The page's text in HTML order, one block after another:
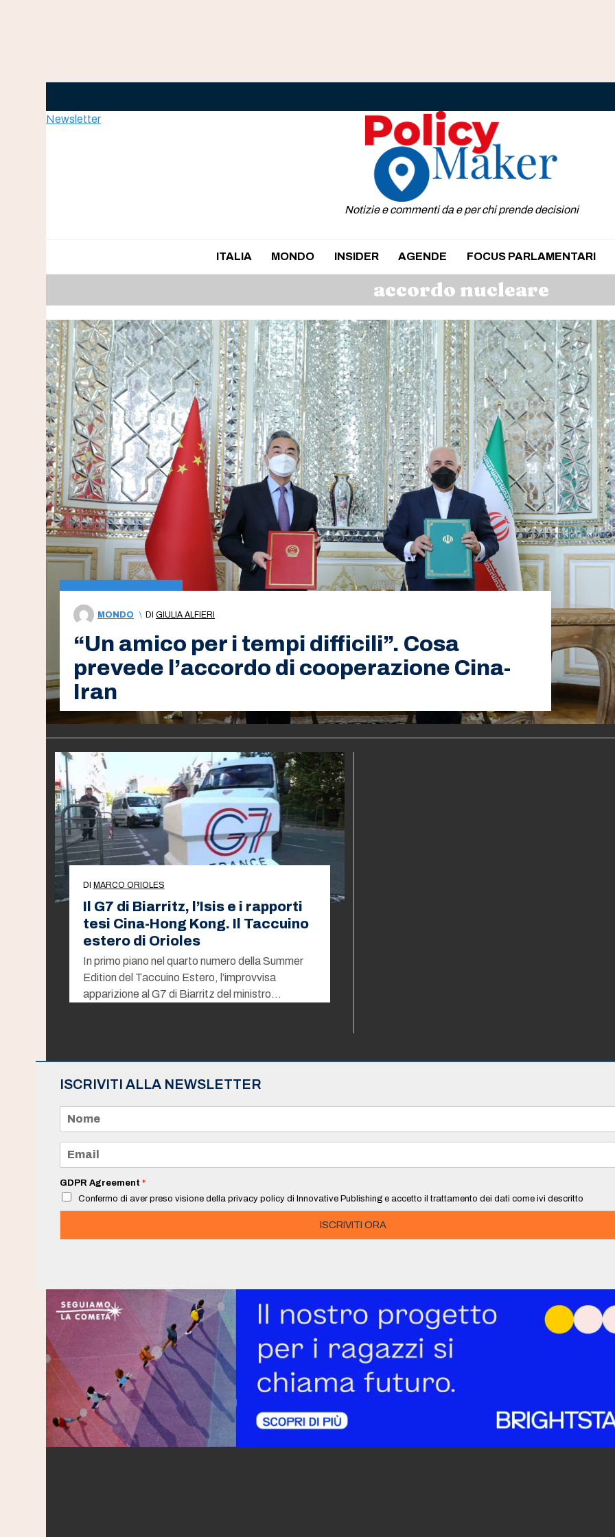
Newsletter
Notizie e commenti da e per chi prende decisioni
ITALIA MONDO INSIDER AGENDE FOCUS PARLAMENTARI
accordo nucleare
MONDO \ DI GIULIA ALFIERI
“Un amico per i tempi difficili”. Cosa
prevede l’accordo di cooperazione Cina-
Iran
DI MARCO ORIOLES
Il G7 di Biarritz, l’Isis e i rapporti
tesi Cina-Hong Kong. Il Taccuino
estero di Orioles
In primo piano nel quarto numero della Summer
Edition del Taccuino Estero, l’improvvisa
apparizione al G7 di Biarritz del ministro…
ISCRIVITI ALLA NEWSLETTER
m
e
a
i
*
GDPR Agreement *
Confermo di aver preso visione della privacy policy di Innovative Publishing e accetto il trattamento dei dati come ivi descritto
ISCRIVITI ORA